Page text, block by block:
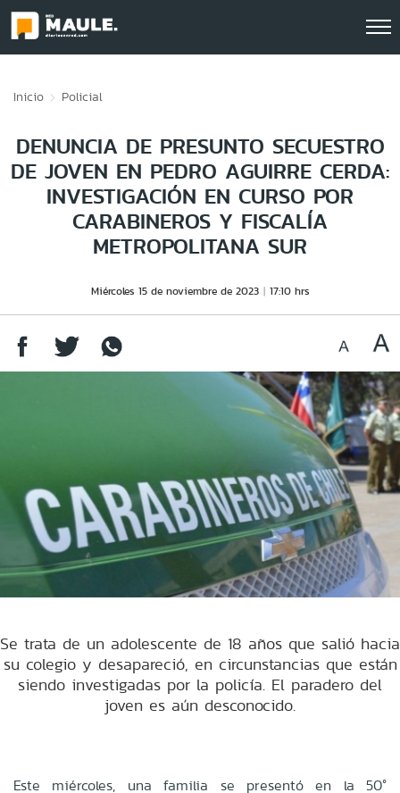
Inicio Policial
DENUNCIA DE PRESUNTO SECUESTRO
DE JOVEN EN PEDRO AGUIRRE CERDA:
INVESTIGACIÓN EN CURSO POR
CARABINEROS Y FISCALÍA
METROPOLITANA SUR
Miércoles 15 de noviembre de 2023 17:10 hrs
Se trata de un adolescente de 18 años que salió hacia
su colegio y desapareció, en circunstancias que están
siendo investigadas por la policía. El paradero del
joven es aún desconocido.
Este miércoles, una familia se presentó en la 50°